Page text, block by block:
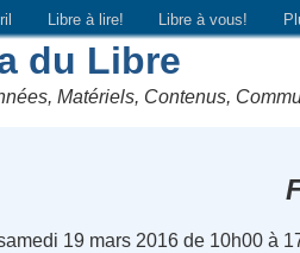
Libre à lire! Libre à vous!
du Libre
Matériels, Contenus,
19 mars 2016 de 10h00 à